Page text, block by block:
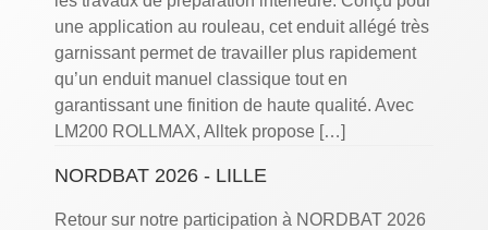
une application au rouleau, cet enduit allégé très
garnissant permet de travailler plus rapidement
qu’un enduit manuel classique tout en
garantissant une finition de haute qualité. Avec
LM200 ROLLMAX, Alltek propose […]
NORDBAT 2026 - LILLE
Retour sur notre participation à NORDBAT 2026